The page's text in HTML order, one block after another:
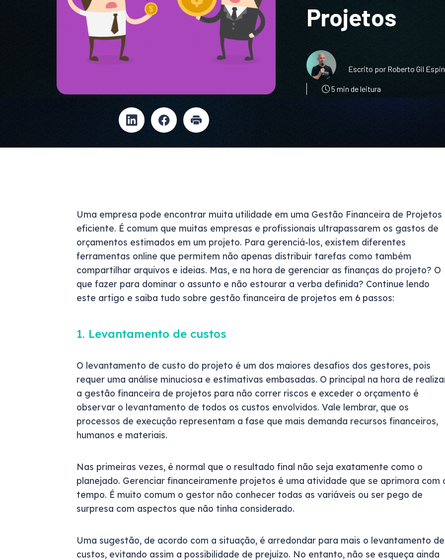
Projetos
Escrito por Roberto Gil
5 min de leitura
Uma empresa pode encontrar muita utilidade em uma Gestão Financeira de Projetos
eficiente. É comum que muitas empresas e profissionais ultrapassarem os gastos de
orçamentos estimados em um projeto. Para gerenciá-los, existem diferentes
ferramentas online que permitem não apenas distribuir tarefas como também
compartilhar arquivos e ideias. Mas, e na hora de gerenciar as finanças do projeto? O
que fazer para dominar o assunto e não estourar a verba definida? Continue lendo
este artigo e saiba tudo sobre gestão financeira de projetos em 6 passos:
1. Levantamento de custos
O levantamento de custo do projeto é um dos maiores desafios dos gestores, pois
requer uma análise minuciosa e estimativas embasadas. O principal na hora de
a gestão financeira de projetos para não correr riscos e exceder o orçamento é
observar o levantamento de todos os custos envolvidos. Vale lembrar, que os
processos de execução representam a fase que mais demanda recursos financeiros,
humanos e materiais.
Nas primeiras vezes, é normal que o resultado final não seja exatamente como o
planejado. Gerenciar financeiramente projetos é uma atividade que se aprimora com
tempo. É muito comum o gestor não conhecer todas as variáveis ou ser pego de
surpresa com aspectos que não tinha considerado.
Uma sugestão, de acordo com a situação, é arredondar para mais o levantamento de
custos, evitando assim a possibilidade de prejuízo. No entanto, não se esqueça ainda